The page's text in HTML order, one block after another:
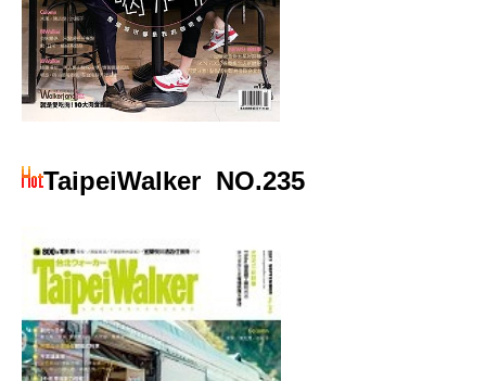
TaipeiWalker NO.235